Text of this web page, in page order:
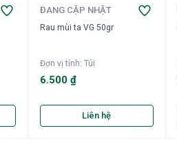
ĐANG CẬP NHẬT
Rau mùi ta VG 50gr
Đơn vị tính: Túi
6.500 ₫
Liên hệ